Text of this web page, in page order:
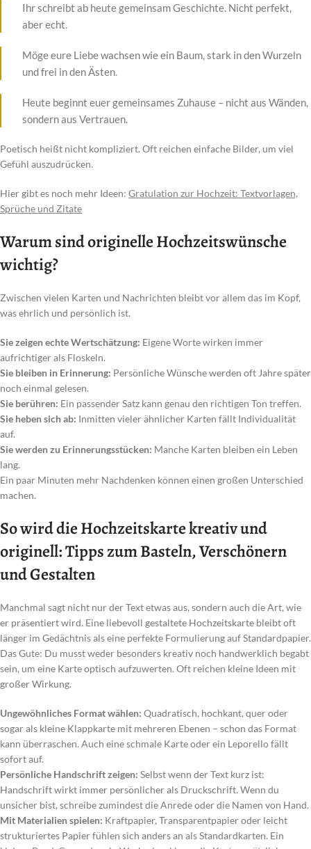
Ihr schreibt ab heute gemeinsam Geschichte. Nicht perfekt,
aber echt.
Möge eure Liebe wachsen wie ein Baum, stark in den Wurzeln
und frei in den Ästen.
Heute beginnt euer gemeinsames Zuhause – nicht aus Wänden,
sondern aus Vertrauen.
Poetisch heißt nicht kompliziert. Oft reichen einfache Bilder, um viel
Gefühl auszudrücken.
Hier gibt es noch mehr Ideen: Gratulation zur Hochzeit: Textvorlagen,
Sprüche und Zitate
Warum sind originelle Hochzeitswünsche
wichtig?
Zwischen vielen Karten und Nachrichten bleibt vor allem das im Kopf,
was ehrlich und persönlich ist.
Sie zeigen echte Wertschätzung: Eigene Worte wirken immer
aufrichtiger als Floskeln.
Sie bleiben in Erinnerung: Persönliche Wünsche werden oft Jahre später
noch einmal gelesen.
Sie berühren: Ein passender Satz kann genau den richtigen Ton treffen.
Sie heben sich ab: Inmitten vieler ähnlicher Karten fällt Individualität
auf.
Sie werden zu Erinnerungsstücken: Manche Karten bleiben ein Leben
lang.
Ein paar Minuten mehr Nachdenken können einen großen Unterschied
machen.
So wird die Hochzeitskarte kreativ und
originell: Tipps zum Basteln, Verschönern
und Gestalten
Manchmal sagt nicht nur der Text etwas aus, sondern auch die Art, wie
er präsentiert wird. Eine liebevoll gestaltete Hochzeitskarte bleibt oft
länger im Gedächtnis als eine perfekte Formulierung auf Standardpapier.
Das Gute: Du musst weder besonders kreativ noch handwerklich begabt
sein, um eine Karte optisch aufzuwerten. Oft reichen kleine Ideen mit
großer Wirkung.
Ungewöhnliches Format wählen: Quadratisch, hochkant, quer oder
sogar als kleine Klappkarte mit mehreren Ebenen – schon das Format
kann überraschen. Auch eine schmale Karte oder ein Leporello fällt
sofort auf.
Persönliche Handschrift zeigen: Selbst wenn der Text kurz ist:
Handschrift wirkt immer persönlicher als Druckschrift. Wenn du
unsicher bist, schreibe zumindest die Anrede oder die Namen von Hand.
Mit Materialien spielen: Kraftpapier, Transparentpapier oder leicht
strukturiertes Papier fühlen sich anders an als Standardkarten. Ein